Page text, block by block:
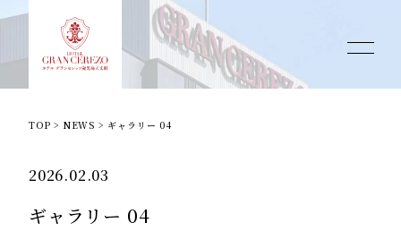
TOP > NEWS > ギャラリー 04
2026.02.03
ギャラリー 04